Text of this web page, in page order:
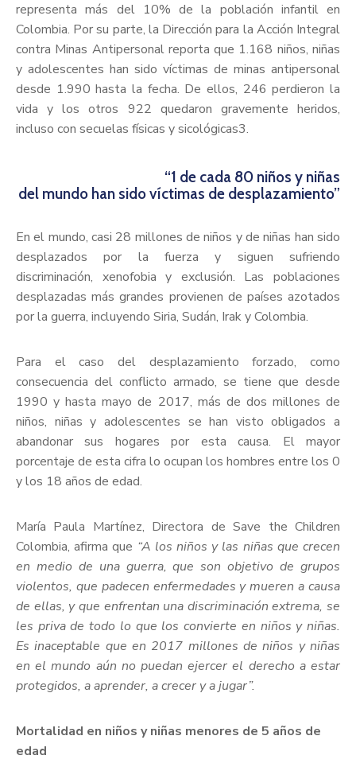
representa más del 10% de la población infantil en
Colombia. Por su parte, la Dirección para la Acción Integral
contra Minas Antipersonal reporta que 1.168 niños, niñas
y adolescentes han sido víctimas de minas antipersonal
desde 1.990 hasta la fecha. De ellos, 246 perdieron la
vida y los otros 922 quedaron gravemente heridos,
incluso con secuelas físicas y sicológicas3.
“1 de cada 80 niños y niñas
del mundo han sido víctimas de desplazamiento”
En el mundo, casi 28 millones de niños y de niñas han sido
desplazados por la fuerza y siguen sufriendo
discriminación, xenofobia y exclusión. Las poblaciones
desplazadas más grandes provienen de países azotados
por la guerra, incluyendo Siria, Sudán, Irak y Colombia.
Para el caso del desplazamiento forzado, como
consecuencia del conflicto armado, se tiene que desde
1990 y hasta mayo de 2017, más de dos millones de
niños, niñas y adolescentes se han visto obligados a
abandonar sus hogares por esta causa. El mayor
porcentaje de esta cifra lo ocupan los hombres entre los 0
y los 18 años de edad.
María Paula Martínez, Directora de Save the Children
Colombia, afirma que “A los niños y las niñas que crecen
en medio de una guerra, que son objetivo de grupos
violentos, que padecen enfermedades y mueren a causa
de ellas, y que enfrentan una discriminación extrema, se
les priva de todo lo que los convierte en niños y niñas.
Es inaceptable que en 2017 millones de niños y niñas
en el mundo aún no puedan ejercer el derecho a estar
protegidos, a aprender, a crecer y a jugar”.
Mortalidad en niños y niñas menores de 5 años de
edad